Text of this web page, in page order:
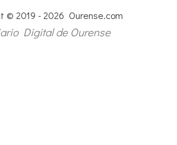
© 2019 - 2026 Ourense.com
Digital de Ourense